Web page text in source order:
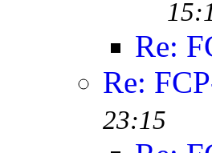
Re:
Re:
23:15